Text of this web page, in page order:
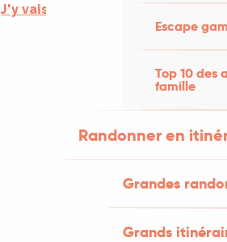
Escape
Top 10 des
famille
Randonner en
Grandes
Grands
J'y vais en train !